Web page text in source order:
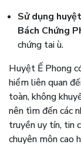
Sử dụng
Bách Chứng
chứng tai ù.
Huyệt Ế Phong
hiểm liên quan
toàn, không
nên tìm đến các
truyền uy tín, tin
chuyên môn cao